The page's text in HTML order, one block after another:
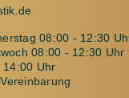
08:00 - 12:30
08:00 - 12:30
Uhr